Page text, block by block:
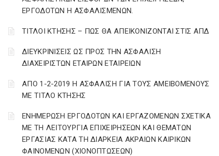
ΕΡΓΟΔΟΤΩΝ Η ΑΣΦΑΛΙΣΜΕΝΩΝ.
ΤΙΤΛΟΙ ΚΤΗΣΗΣ – ΠΩΣ ΘΑ ΑΠΕΙΚΟΝΙΖΟΝΤΑΙ ΣΤΙΣ ΑΠΔ
ΔΙΕΥΚΡΙΝΙΣΕΙΣ ΩΣ ΠΡΟΣ ΤΗΝ ΑΣΦΑΛΙΣΗ
ΔΙΑΧΕΙΡΙΣΤΩΝ ΕΤΑΙΡΩΝ ΕΤΑΙΡΕΙΩΝ
ΑΠΟ 1-2-2019 Η ΑΣΦΑΛΙΣΗ ΓΙΑ ΤΟΥΣ ΑΜΕΙΒΟΜΕΝΟΥΣ
ΜΕ ΤΙΤΛΟ ΚΤΗΣΗΣ
ΕΝΗΜΕΡΩΣΗ ΕΡΓΟΔΟΤΩΝ ΚΑΙ ΕΡΓΑΖΟΜΕΝΩΝ ΣΧΕΤΙΚΑ
ΜΕ ΤΗ ΛΕΙΤΟΥΡΓΙΑ ΕΠΙΧΕΙΡΗΣΕΩΝ ΚΑΙ ΘΕΜΑΤΩΝ
ΕΡΓΑΣΙΑΣ ΚΑΤΑ ΤΗ ΔΙΑΡΚΕΙΑ ΑΚΡΑΙΩΝ ΚΑΙΡΙΚΩΝ
ΦΑΙΝΟΜΕΝΩΝ (ΧΙΟΝΟΠΤΩΣΕΩΝ)